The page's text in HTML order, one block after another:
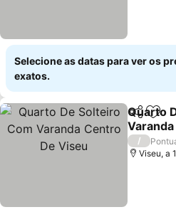
Selecione as datas para ver os
exatos.
Partilhar
Quarto
Ver
/
Viseu, a